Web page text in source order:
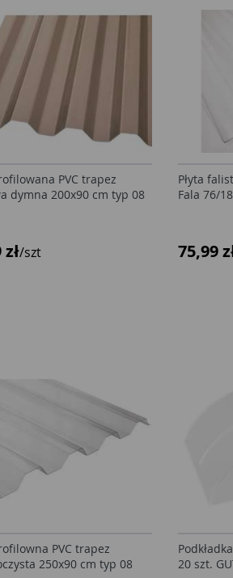
PVC trapez
dymna 200x90 cm typ 08
/szt
Płyta
Fala 76/
75,99
PVC trapez
250x90 cm typ 08
20 szt.